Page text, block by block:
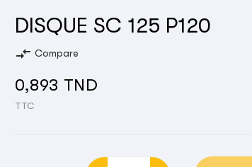
DISQUE SC 125 P120
compare_arrows Compare
0,893 TND
TTC